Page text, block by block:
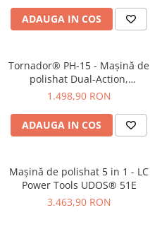
Recondiţionare Piele
Mănuşi Spălare
Prosoape Uscare
Aplicatoare Microfibră
Pulverizatoare
Pensule şi Perii
ADAUGA IN COS
Tornador® PH-15 - Maşină de
polishat Dual-Action,
excentric 15mm
1.498,90 RON
ADAUGA IN COS
Maşină de polishat 5 in 1 - LC
Power Tools UDOS® 51E
3.463,90 RON